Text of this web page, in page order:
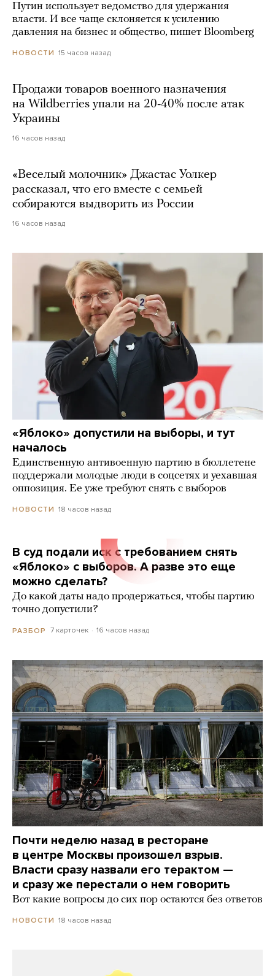
Путин использует ведомство для удержания
власти. И все чаще склоняется к усилению
давления на бизнес и общество, пишет Bloomberg
НОВОСТИ 15 часов назад
Продажи товаров военного назначения
на Wildberries упали на 20-40% после атак
Украины
16 часов назад
«Веселый молочник» Джастас Уолкер
рассказал, что его вместе с семьей
собираются выдворить из России
16 часов назад
«Яблоко» допустили на выборы, и тут
началось
Единственную антивоенную партию в бюллетене
поддержали молодые люди в соцсетях и уехавшая
оппозиция. Ее уже требуют снять с выборов
НОВОСТИ 18 часов назад
В суд подали иск с требованием снять
«Яблоко» с выборов. А разве это еще
можно сделать?
До какой даты надо продержаться, чтобы партию
точно допустили?
РАЗБОР 7 карточек 16 часов назад
Почти неделю назад в ресторане
в центре Москвы произошел взрыв.
Власти сразу назвали его терактом —
и сразу же перестали о нем говорить
Вот какие вопросы до сих пор остаются без ответов
НОВОСТИ 18 часов назад